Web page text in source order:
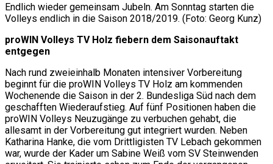
Endlich wieder gemeinsam Jubeln. Am Sonntag starten die
Volleys endlich in die Saison 2018/2019. (Foto: Georg Kunz)
proWIN Volleys TV Holz fiebern dem Saisonauftakt
entgegen
Nach rund zweieinhalb Monaten intensiver Vorbereitung
beginnt für die proWIN Volleys TV Holz am kommenden
Wochenende die Saison in der 2. Bundesliga Süd nach dem
geschafften Wiederaufstieg. Auf fünf Positionen haben die
proWIN Volleys Neuzugänge zu verbuchen gehabt, die
allesamt in der Vorbereitung gut integriert wurden. Neben
Katharina Hanke, die vom Drittligisten TV Lebach gekommen
war, wurde der Kader um Sabine Weiß vom SV Steinwenden